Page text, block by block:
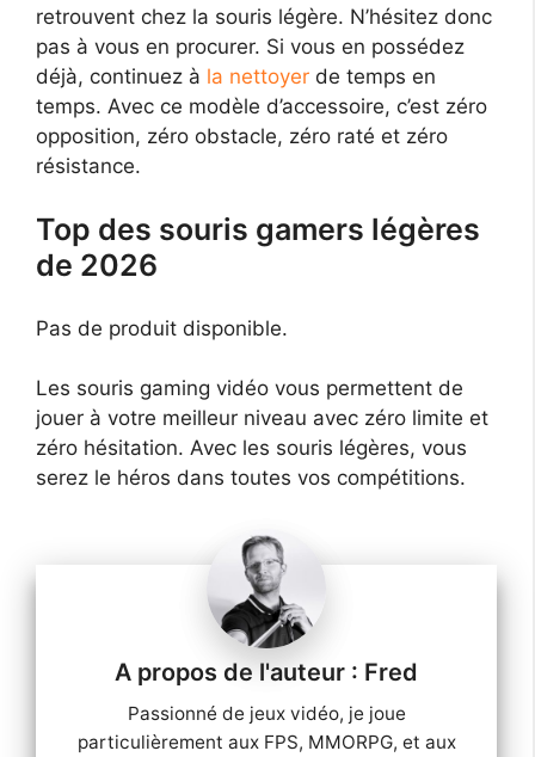
retrouvent chez la souris légère. N’hésitez donc
pas à vous en procurer. Si vous en possédez
déjà, continuez à la nettoyer de temps en
temps. Avec ce modèle d’accessoire, c’est zéro
opposition, zéro obstacle, zéro raté et zéro
résistance.
Top des souris gamers légères
de 2026
Pas de produit disponible.
Les souris gaming vidéo vous permettent de
jouer à votre meilleur niveau avec zéro limite et
zéro hésitation. Avec les souris légères, vous
serez le héros dans toutes vos compétitions.
Fred
Passionné de jeux vidéo, je joue
particulièrement aux FPS, MMORPG, et aux